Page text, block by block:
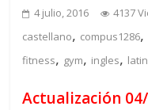
4 julio, 2016 4137
castellano, compus1286,
fitness, gym, ingles,
Actualización